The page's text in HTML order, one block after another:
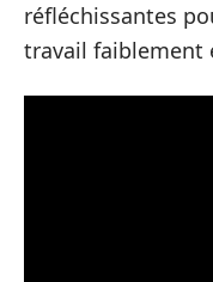
réfléchissantes
travail faiblement